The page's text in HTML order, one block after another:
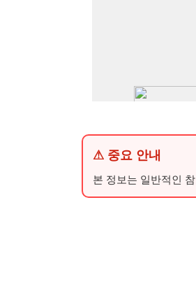
⚠ 중요 안내
본 정보는 일반적인